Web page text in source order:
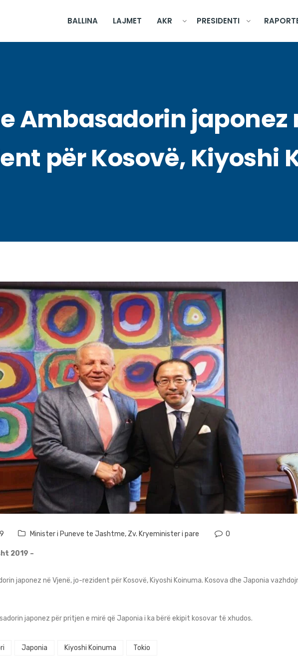
BALLINA LAJMET AKR PRESIDENTI
Ambasadorin japonez
për Kosovë, Kiyoshi
Minister i Puneve te Jashtme, Zv. Kryeminister i pare 0
2019 –
japonez në Vjenë, jo-rezident për Kosovë, Kiyoshi Koinuma. Kosova dhe Japonia
japonez për pritjen e mirë që Japonia i ka bërë ekipit kosovar të xhudos.
Japonia Kiyoshi Koinuma Tokio